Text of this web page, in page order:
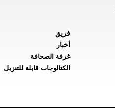
فريق
أخبار
غرفة الصحافة
الكتالوجات قابلة للتنزيل